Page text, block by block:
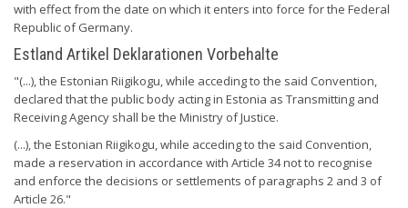
with effect from the date on which it enters into force for the Federal
Republic of Germany.
Estland Artikel Deklarationen Vorbehalte
"(...), the Estonian Riigikogu, while acceding to the said Convention,
declared that the public body acting in Estonia as Transmitting and
Receiving Agency shall be the Ministry of Justice.
(...), the Estonian Riigikogu, while acceding to the said Convention,
made a reservation in accordance with Article 34 not to recognise
and enforce the decisions or settlements of paragraphs 2 and 3 of
Article 26."